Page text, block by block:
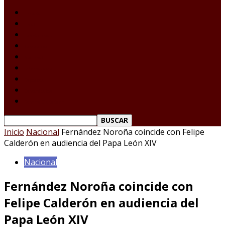
Inicio Nacional Fernández Noroña coincide con Felipe
Calderón en audiencia del Papa León XIV
Nacional
Fernández Noroña coincide con
Felipe Calderón en audiencia del
Papa León XIV